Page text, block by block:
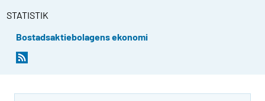
STATISTIK
Bostadsaktiebolagens ekonomi